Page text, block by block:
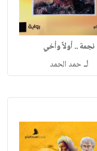
نجمة .. أولاً وأخي
لـحمد الحمد